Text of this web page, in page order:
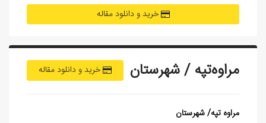
خرید و دانلود مقاله
خرید و دانلود مقاله مراوه‌تپه / شهرستان
مراوه‌ تپه/ شهرستان